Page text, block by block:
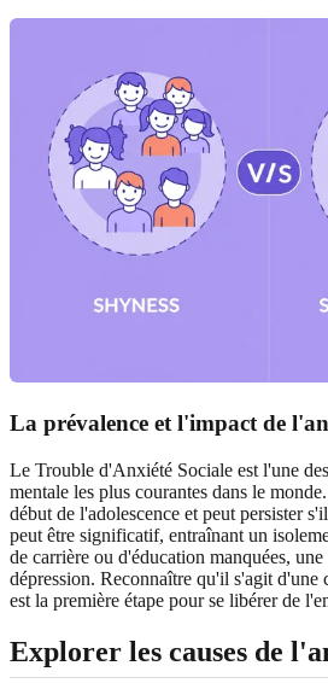
La prévalence et l'impact de
Le Trouble d'Anxiété Sociale est l'une
mentale les plus courantes dans le
début de l'adolescence et peut persister
peut être significatif, entraînant un
de carrière ou d'éducation manquées,
dépression. Reconnaître qu'il s'agit d'une
est la première étape pour se libérer de
Explorer les causes de